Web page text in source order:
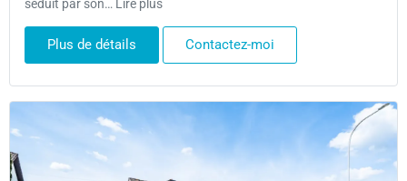
séduit par son… Lire plus
Plus de détails Contactez-moi